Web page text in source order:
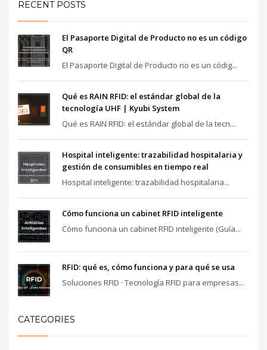
RECENT POSTS
El Pasaporte Digital de Producto no es un código
QR
El Pasaporte Digital de Producto no es un códig...
Qué es RAIN RFID: el estándar global de la
tecnología UHF | Kyubi System
Qué es RAIN RFID: el estándar global de la tecn...
Hospital inteligente: trazabilidad hospitalaria y
gestión de consumibles en tiempo real
Hospital inteligente: trazabilidad hospitalaria...
Cómo funciona un cabinet RFID inteligente
Cómo funciona un cabinet RFID inteligente (Guía...
RFID: qué es, cómo funciona y para qué se usa
Soluciones RFID · Tecnología RFID para empresas...
CATEGORIES